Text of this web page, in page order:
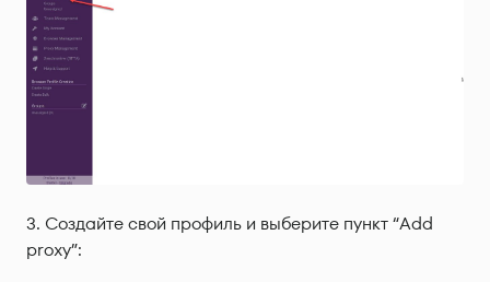
Создайте свой профиль и выберите пункт “Add
proxy”: